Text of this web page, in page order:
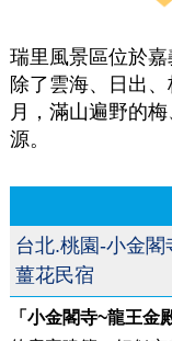
瑞里風景區位於
除了雲海、日出
月，滿山遍野的
源。
台北.桃園-小金
薑花民宿
「小金閣寺~龍王金